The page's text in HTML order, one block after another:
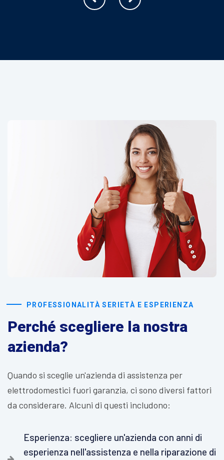
PROFESSIONALITÀ SERIETÀ E ESPERIENZA
Perché scegliere la nostra
azienda?
Quando si sceglie un'azienda di assistenza per
elettrodomestici fuori garanzia, ci sono diversi fattori
da considerare. Alcuni di questi includono:
Esperienza: scegliere un'azienda con anni di
esperienza nell'assistenza e nella riparazione di